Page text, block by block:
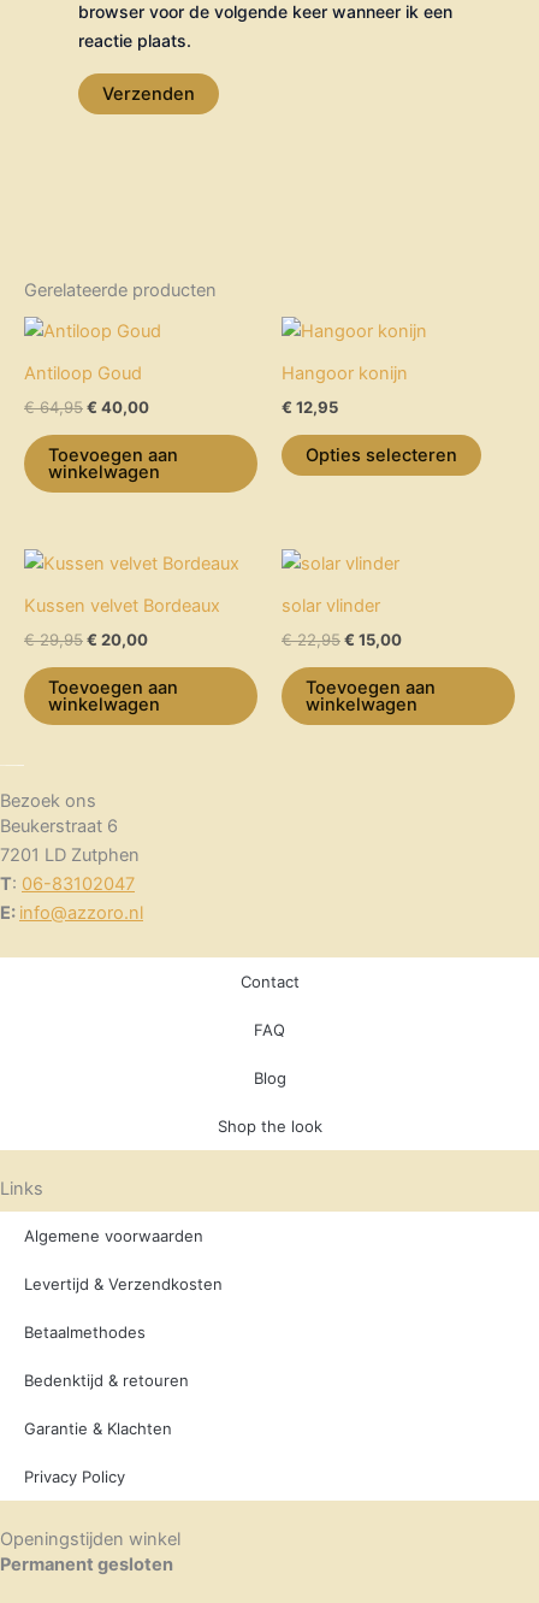
browser voor de volgende keer wanneer ik een
reactie plaats.
Gerelateerde producten
Antiloop Goud
€64,95
Oorspronkelijke
prijs
was:
€ 40,00
Huidige
Toevoegen aan
winkelwagen
Hangoor konijn
€ 12,95
Opties selecteren
Dit
heeft
meerdere
variaties.
Deze
gekozen
op
de
productpagina
Kussen velvet Bordeaux
€29,95
Oorspronkelijke
was:
€ 20,00
Huidige
is:
Toevoegen aan
winkelwagen
solar vlinder
€22,95
Oorspronkelijke
was:
€ 15,00
Toevoegen aan
winkelwagen
Bezoek ons
Beukerstraat 6
7201 LD Zutphen
T: 06-83102047
E: info@azzoro.nl
Contact
FAQ
Blog
Shop the look
Links
Algemene voorwaarden
Levertijd & Verzendkosten
Betaalmethodes
Bedenktijd & retouren
Garantie & Klachten
Privacy Policy
Openingstijden winkel
Permanent gesloten